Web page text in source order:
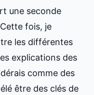
une seconde
fois, je
les différentes
explications des
comme des
être des clés de